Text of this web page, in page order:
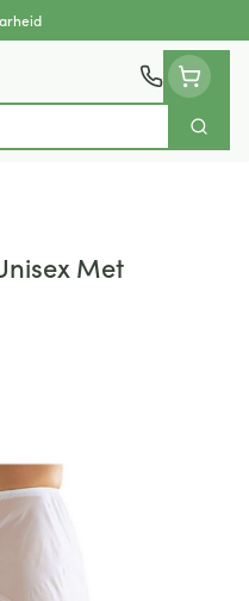
Zoek
Met